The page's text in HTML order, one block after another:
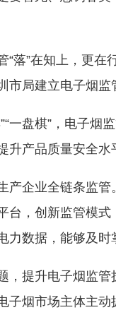
“落”在知上，更
市局建立电子烟
一盘棋”，电子
升产品质量安全
产企业全链条监
台，创新监管模
力数据，能够及
，提升电子烟监
烟市场主体主动